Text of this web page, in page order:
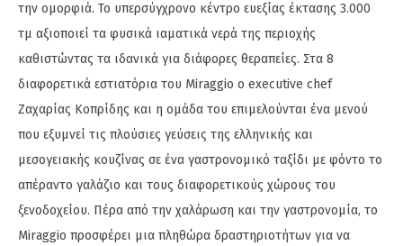
την ομορφιά. Το υπερσύγχρονο κέντρο ευεξίας έκτασης 3.000
τμ αξιοποιεί τα φυσικά ιαματικά νερά της περιοχής
καθιστώντας τα ιδανικά για διάφορες θεραπείες. Στα 8
διαφορετικά εστιατόρια του Miraggio ο executive chef
Ζαχαρίας Κοπρίδης και η ομάδα του επιμελούνται ένα μενού
που εξυμνεί τις πλούσιες γεύσεις της ελληνικής και
μεσογειακής κουζίνας σε ένα γαστρονομικό ταξίδι με φόντο το
απέραντο γαλάζιο και τους διαφορετικούς χώρους του
ξενοδοχείου. Πέρα από την χαλάρωση και την γαστρονομία, το
Miraggio προσφέρει μια πληθώρα δραστηριοτήτων για να